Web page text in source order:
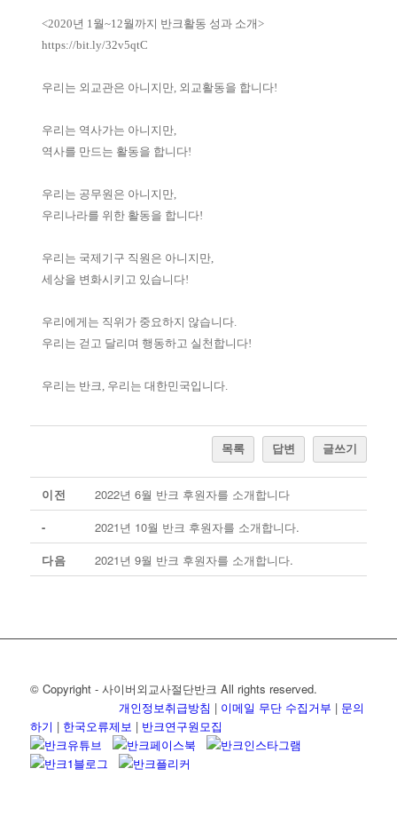
<2020년 1월~12월까지 반크활동 성과 소개>
https://bit.ly/32v5qtC
우리는 외교관은 아니지만, 외교활동을 합니다!
우리는 역사가는 아니지만,
역사를 만드는 활동을 합니다!
우리는 공무원은 아니지만,
우리나라를 위한 활동을 합니다!
우리는 국제기구 직원은 아니지만,
세상을 변화시키고 있습니다!
우리에게는 직위가 중요하지 않습니다.
우리는 걷고 달리며 행동하고 실천합니다!
우리는 반크, 우리는 대한민국입니다.
목록 답변 글쓰기
이전
2022년 6월 반크 후원자를 소개합니다
-
2021년 10월 반크 후원자를 소개합니다.
다음
2021년 9월 반크 후원자를 소개합니다.
© Copyright - 사이버외교사절단반크 All rights reserved.
개인정보취급방침 | 이메일 무단 수집거부 | 문의
하기 | 한국오류제보 | 반크연구원모집